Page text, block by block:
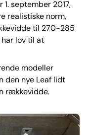
september 2017,
realistiske norm,
til 270-285
lov til at
modeller
den nye Leaf lidt
rækkevidde.